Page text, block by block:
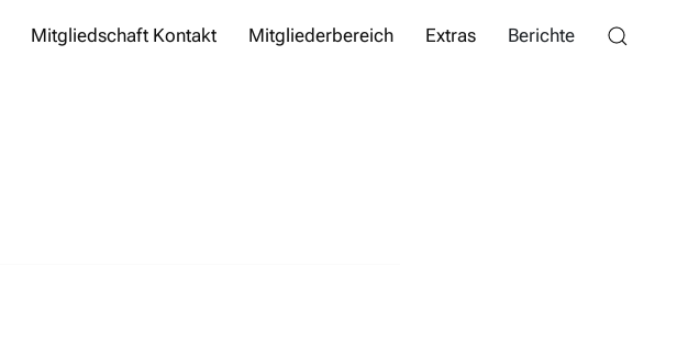
Mitgliedschaft Kontakt Mitgliederbereich Extras Berichte